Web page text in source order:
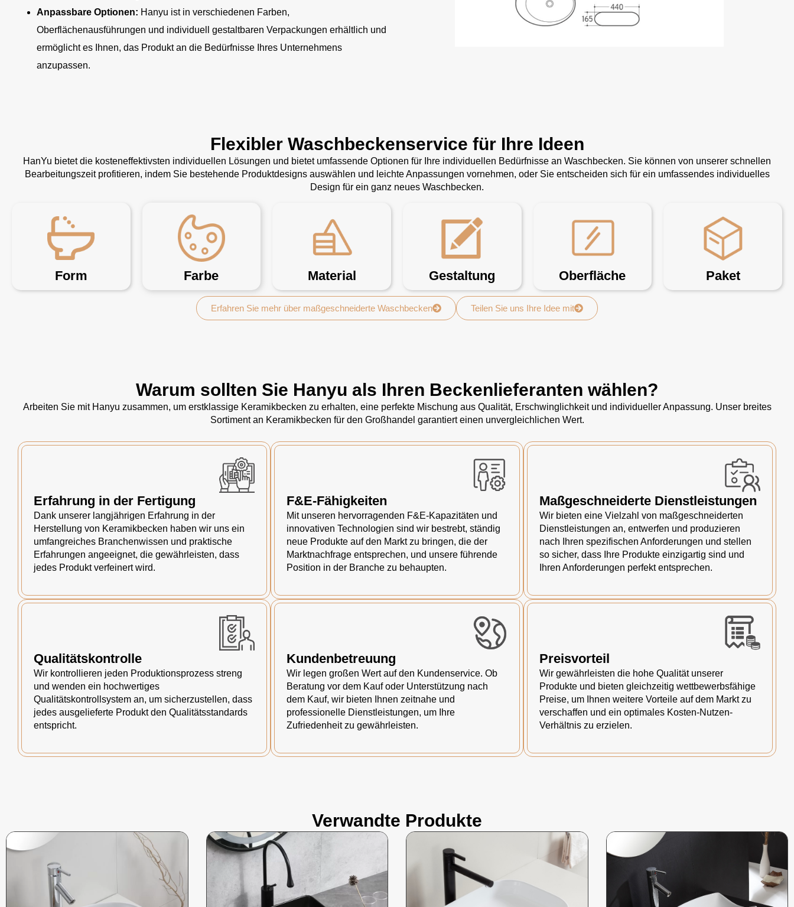
Anpassbare Optionen: Hanyu ist in verschiedenen Farben,
Oberflächenausführungen und individuell gestaltbaren Verpackungen erhältlich und
ermöglicht es Ihnen, das Produkt an die Bedürfnisse Ihres Unternehmens
anzupassen.
Flexibler Waschbeckenservice für Ihre Ideen
HanYu bietet die kosteneffektivsten individuellen Lösungen und bietet umfassende Optionen für Ihre individuellen Bedürfnisse an Waschbecken. Sie können von unserer schnellen
Bearbeitungszeit profitieren, indem Sie bestehende Produktdesigns auswählen und leichte Anpassungen vornehmen, oder Sie entscheiden sich für ein umfassendes individuelles
Design für ein ganz neues Waschbecken.
Form Farbe Material Gestaltung Oberfläche Paket
Erfahren Sie mehr über maßgeschneiderte Waschbecken Teilen Sie uns Ihre Idee mit
Warum sollten Sie Hanyu als Ihren Beckenlieferanten wählen?
Arbeiten Sie mit Hanyu zusammen, um erstklassige Keramikbecken zu erhalten, eine perfekte Mischung aus Qualität, Erschwinglichkeit und individueller Anpassung. Unser breites
Sortiment an Keramikbecken für den Großhandel garantiert einen unvergleichlichen Wert.
Erfahrung in der Fertigung
Dank unserer langjährigen Erfahrung in der
Herstellung von Keramikbecken haben wir uns ein
umfangreiches Branchenwissen und praktische
Erfahrungen angeeignet, die gewährleisten, dass
jedes Produkt verfeinert wird.
F&E-Fähigkeiten
Mit unseren hervorragenden F&E-Kapazitäten und
innovativen Technologien sind wir bestrebt, ständig
neue Produkte auf den Markt zu bringen, die der
Marktnachfrage entsprechen, und unsere führende
Position in der Branche zu behaupten.
Maßgeschneiderte Dienstleistungen
Wir bieten eine Vielzahl von maßgeschneiderten
Dienstleistungen an, entwerfen und produzieren
nach Ihren spezifischen Anforderungen und stellen
so sicher, dass Ihre Produkte einzigartig sind und
Ihren Anforderungen perfekt entsprechen.
Qualitätskontrolle
Wir kontrollieren jeden Produktionsprozess streng
und wenden ein hochwertiges
Qualitätskontrollsystem an, um sicherzustellen, dass
jedes ausgelieferte Produkt den Qualitätsstandards
entspricht.
Kundenbetreuung
Wir legen großen Wert auf den Kundenservice. Ob
Beratung vor dem Kauf oder Unterstützung nach
dem Kauf, wir bieten Ihnen zeitnahe und
professionelle Dienstleistungen, um Ihre
Zufriedenheit zu gewährleisten.
Preisvorteil
Wir gewährleisten die hohe Qualität unserer
Produkte und bieten gleichzeitig wettbewerbsfähige
Preise, um Ihnen weitere Vorteile auf dem Markt zu
verschaffen und ein optimales Kosten-Nutzen-
Verhältnis zu erzielen.
Verwandte Produkte